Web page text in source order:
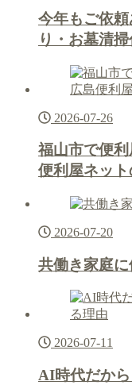
今年もご依
り・お墓清
2026-07-26
福山市で便
便利屋ネット
2026-07-20
共働き家庭
2026-07-11
AI時代だか